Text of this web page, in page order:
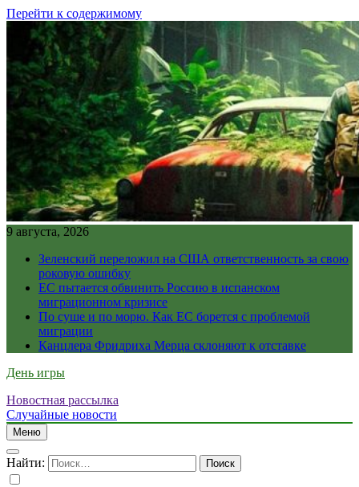
Перейти к содержимому
9 августа, 2026
Зеленский переложил на США ответственность за свою
роковую ошибку
ЕС пытается обвинить Россию в испанском
миграционном кризисе
По суше и по морю. Как ЕС борется с проблемой
миграции
Канцлера Фридриха Мерца склоняют к отставке
День игры
Новостная рассылка
Случайные новости
Меню
Найти: